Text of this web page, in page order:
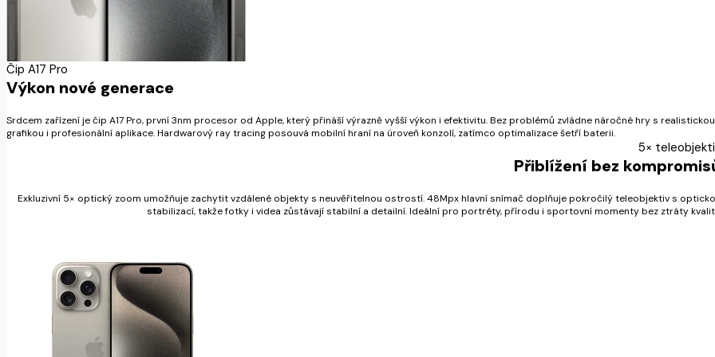
Čip A17 Pro
Výkon nové generace
Srdcem zařízení je čip A17 Pro, první 3nm procesor od Apple, který přináší výrazně vyšší výkon i efektivitu. Bez problémů zvládne náročné hry s realistickou
grafikou i profesionální aplikace. Hardwarový ray tracing posouvá mobilní hraní na úroveň konzolí, zatímco optimalizace šetří baterii.
5×
Přiblížení bez
Exkluzivní 5× optický zoom umožňuje zachytit vzdálené objekty s neuvěřitelnou ostrostí. 48Mpx hlavní snímač doplňuje pokročilý teleobjektiv s
stabilizací, takže fotky i videa zůstávají stabilní a detailní. Ideální pro portréty, přírodu i sportovní momenty bez ztráty